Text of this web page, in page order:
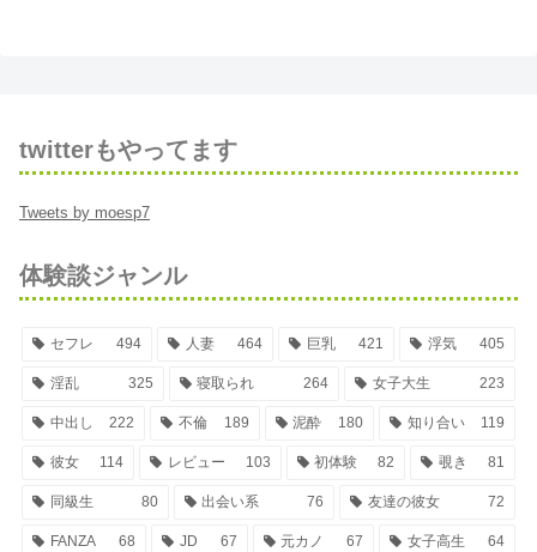
twitterもやってます
Tweets by moesp7
体験談ジャンル
セフレ 494 人妻 464 巨乳 421 浮気 405
淫乱 325 寝取られ 264 女子大生 223
中出し 222 不倫 189 泥酔 180 知り合い 119
彼女 114 レビュー 103 初体験 82 覗き 81
同級生 80 出会い系 76 友達の彼女 72
FANZA 68 JD 67 元カノ 67 女子高生 64